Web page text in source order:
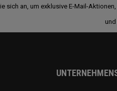
sich an, um exklusive E-Mail-